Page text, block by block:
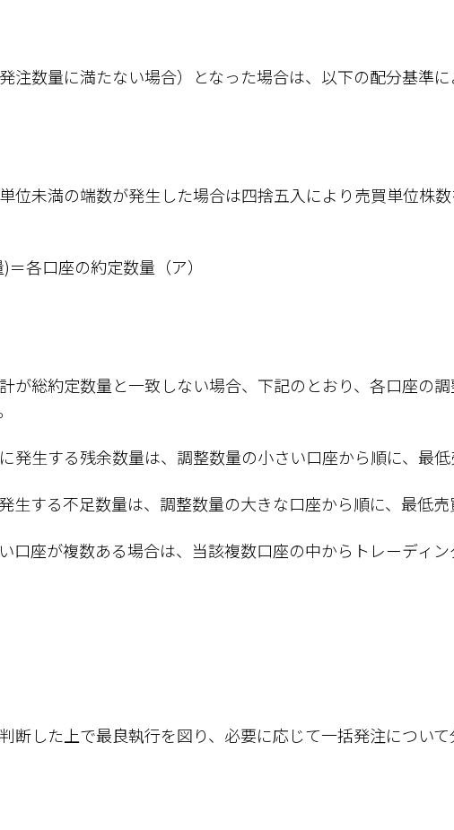
数量に満たない場合）となった場合は、以下の配分基準に
位未満の端数が発生した場合は四捨五入により売買単位株
各口座の約定数量（ア）
が総約定数量と一致しない場合、下記のとおり、各口座の
生する残余数量は、調整数量の小さい口座から順に、最低
する不足数量は、調整数量の大きな口座から順に、最低売
が複数ある場合は、当該複数口座の中からトレーディン
断した上で最良執行を図り、必要に応じて一括発注につい